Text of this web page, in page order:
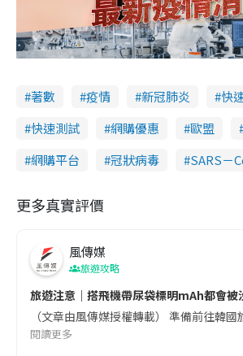
著數 疫情 新冠肺炎
快
快速測試
網購優惠 歐盟
網購平台
冠狀病毒 SARS－
更多真實評價
風傳媒
旅遊攻略
旅遊注意｜搭飛機帶尿袋標明mAh都會
（文章由風傳媒授權轉載） 準備前往韓
閱讀更多